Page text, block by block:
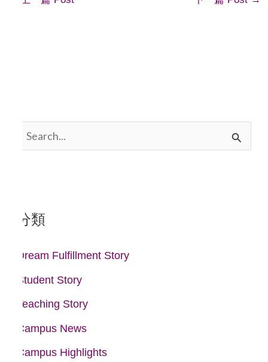
搜
字
分類
Dream Fulfillment Story
Student Story
Teaching Story
Campus News
Campus Highlights